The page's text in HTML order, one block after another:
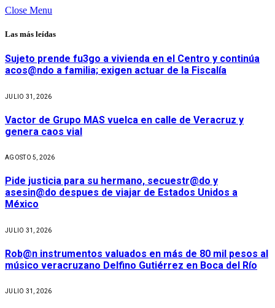
Close Menu
Las más leídas
Sujeto prende fu3go a vivienda en el Centro y continúa
acos@ndo a familia; exigen actuar de la Fiscalía
JULIO 31, 2026
Vactor de Grupo MAS vuelca en calle de Veracruz y
genera caos vial
AGOSTO 5, 2026
Pide justicia para su hermano, secuestr@do y
asesin@do despues de viajar de Estados Unidos a
México
JULIO 31, 2026
Rob@n instrumentos valuados en más de 80 mil pesos al
músico veracruzano Delfino Gutiérrez en Boca del Río
JULIO 31, 2026